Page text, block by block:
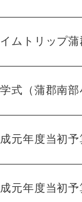
ムトリップ蒲
式（蒲郡南部
元年度当初
元年度当初